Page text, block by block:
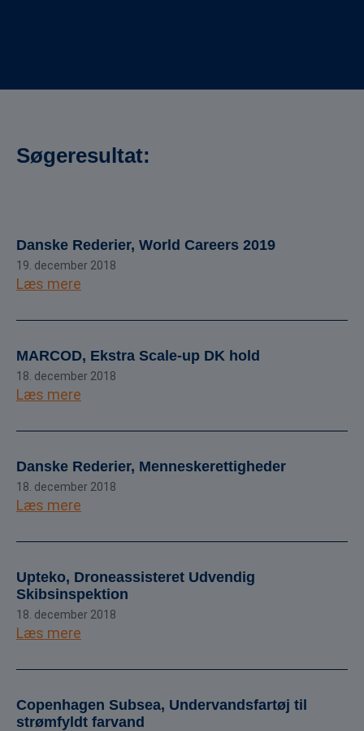
Søgeresultat:
Danske Rederier, World Careers 2019
19. december 2018
Læs mere
MARCOD, Ekstra Scale-up DK hold
18. december 2018
Læs mere
Danske Rederier, Menneskerettigheder
18. december 2018
Læs mere
Upteko, Droneassisteret Udvendig
Skibsinspektion
18. december 2018
Læs mere
Copenhagen Subsea, Undervandsfartøj til
strømfyldt farvand